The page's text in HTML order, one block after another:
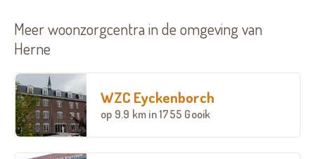
Meer woonzorgcentra in de omgeving van
Herne
WZC Eyckenborch
op 9.9 km in 1755 Gooik